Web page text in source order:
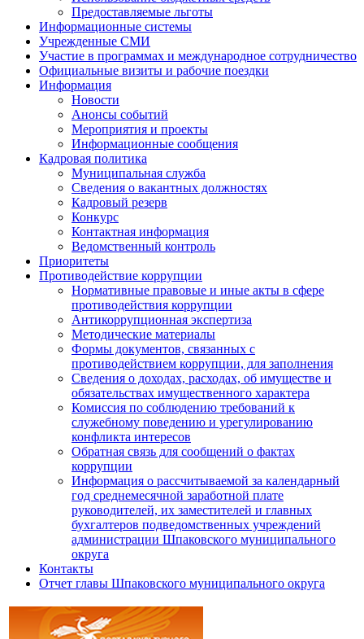
Предоставляемые льготы
Информационные системы
Учрежденные СМИ
Участие в программах и международное сотрудничество
Официальные визиты и рабочие поездки
Информация
Новости
Анонсы событий
Мероприятия и проекты
Информационные сообщения
Кадровая политика
Муниципальная служба
Сведения о вакантных должностях
Кадровый резерв
Конкурс
Контактная информация
Ведомственный контроль
Приоритеты
Противодействие коррупции
Нормативные правовые и иные акты в сфере
противодействия коррупции
Антикоррупционная экспертиза
Методические материалы
Формы документов, связанных с
противодействием коррупции, для заполнения
Сведения о доходах, расходах, об имуществе и
обязательствах имущественного характера
Комиссия по соблюдению требований к
служебному поведению и урегулированию
конфликта интересов
Обратная связь для сообщений о фактах
коррупции
Информация о рассчитываемой за календарный
год среднемесячной заработной плате
руководителей, их заместителей и главных
бухгалтеров подведомственных учреждений
администрации Шпаковского муниципального
округа
Контакты
Отчет главы Шпаковского муниципального округа